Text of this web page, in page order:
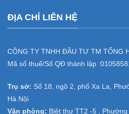
ĐỊA CHỈ LIÊN HỆ
CÔNG TY TNHH ĐẦU TƯ TM TỔNG
Mã số thuế/Số QĐ thành lập :
Trụ sở: Số 18, ngõ 2, phố Xa La,
Hà Nội
Văn phòng: Biệt thự TT2 -5 ,